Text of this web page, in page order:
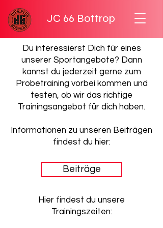
JC 66 Bottrop
Du interessierst Dich für eines
unserer Sportangebote? Dann
kannst du jederzeit gerne zum
Probetraining vorbei kommen und
testen, ob wir das richtige
Trainingsangebot für dich haben.
Informationen zu unseren Beiträgen
findest du hier:
Hier findest du unsere
Trainingszeiten:
Beiträge